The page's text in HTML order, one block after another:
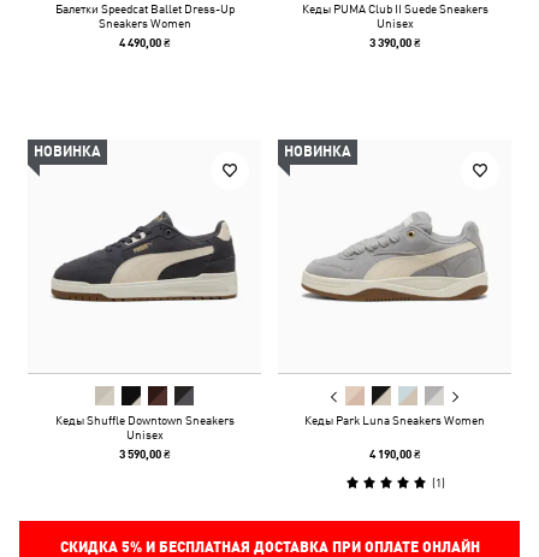
Балетки Speedcat Ballet Dress-Up
Sneakers Women
4 490,00 ₴
Кеды PUMA Club II Suede Sneakers
Unisex
3 390,00 ₴
НОВИНКА
Кеды Shuffle Downtown Sneakers
Unisex
3 590,00 ₴
НОВИНКА
Кеды Park Luna Sneakers Women
4 190,00 ₴
(1)
СКИДКА 5%И БЕСПЛАТНАЯ ДОСТАВКА ПРИ ОПЛАТЕ ОНЛАЙН